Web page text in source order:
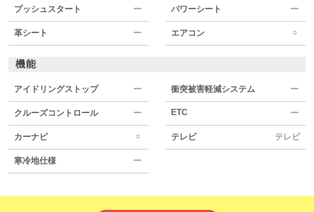
プッシュスタート ー パワーシート ー
革シート ー エアコン ○
機能
アイドリングストップ ー 衝突被害軽減システム ー
クルーズコントロール ー ETC ー
カーナビ ○ テレビ テレビ
寒冷地仕様 ー